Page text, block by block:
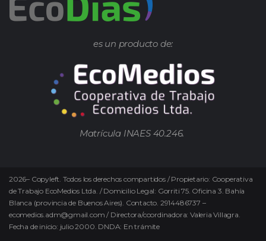
es un producto de:
Matrícula INAES 40.246.
2026– Copyleft. Todos los derechos compartidos / Propietario: Cooperativa
de Trabajo EcoMedios Ltda. / Domicilio Legal: Gorriti 75. Oficina 3. Bahía
Blanca (provincia de Buenos Aires). Contacto. 2914486737 –
ecomedios.adm@gmail.com / Directora/coordinadora: Valeria Villagra.
Fecha de inicio: julio 2000. DNDA: En trámite